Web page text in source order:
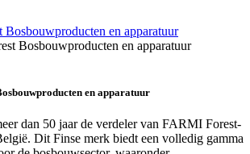
en apparatuur
en apparatuur
dan 50 jaar de verdeler van FARMI Forest-
Dit Finse merk biedt een volledig gamma